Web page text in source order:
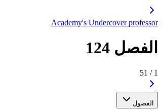
Academy's Undercover professor
الفصل 124
1
/
51
الفصول